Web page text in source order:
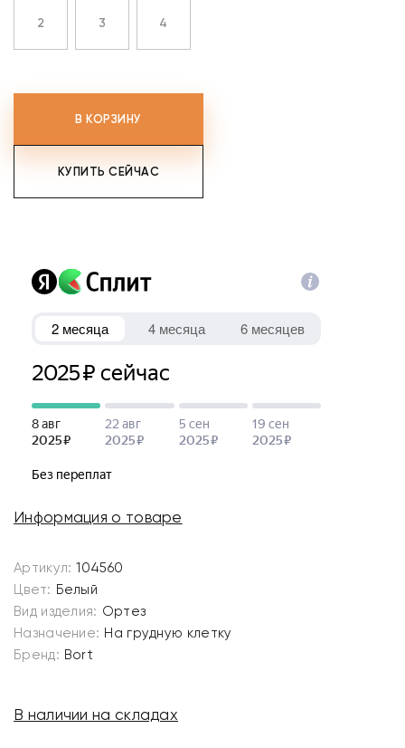
2 3 4
В КОРЗИНУ
КУПИТЬ СЕЙЧАС
Информация о товаре
Артикул: 104560
Цвет: Белый
Вид изделия: Ортез
Назначение: На грудную клетку
Бренд: Bort
В наличии на складах